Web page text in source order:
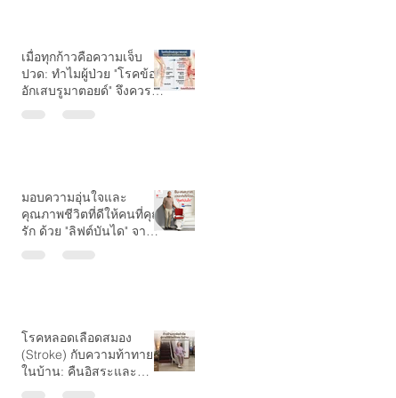
เมื่อทุกก้าวคือความเจ็บ
ปวด: ทำไมผู้ป่วย "โรคข้อ
อักเสบรูมาตอยด์" จึงควรมี
มอบความอุ่นใจและ
คุณภาพชีวิตที่ดีให้คนที่คุณ
รัก ด้วย "ลิฟต์บันได" จาก
โรคหลอดเลือดสมอง
(Stroke) กับความท้าทาย
ในบ้าน: คืนอิสระและ